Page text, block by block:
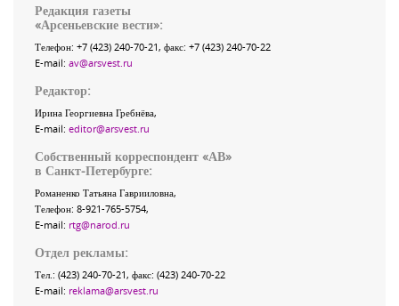
Редакция газеты
«Арсеньевские вести»:
Телефон: +7 (423) 240-70-21, факс: +7 (423) 240-70-22
E-mail: av@arsvest.ru
Редактор:
Ирина Георгиевна Гребнёва,
E-mail: editor@arsvest.ru
Собственный корреспондент «АВ»
в Санкт-Петербурге:
Романенко Татьяна Гаврииловна,
Телефон: 8-921-765-5754,
E-mail: rtg@narod.ru
Отдел рекламы:
Тел.: (423) 240-70-21, факс: (423) 240-70-22
E-mail: reklama@arsvest.ru